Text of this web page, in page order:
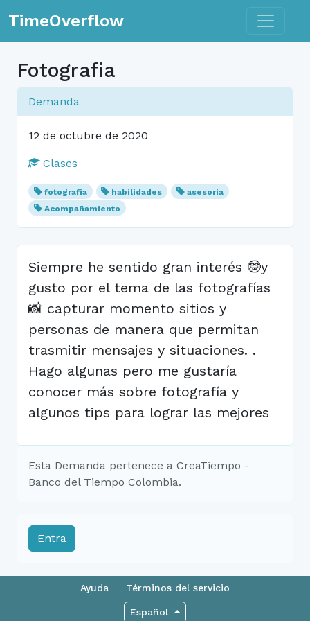
TimeOverflow Toggle
Fotografia
Demanda
12 de octubre de 2020
Clases
fotografia habilidades
asesoria
Acompañamiento
Siempre he sentido gran interés 🤓y
gusto por el tema de las fotografías
📸 capturar momento sitios y
personas de manera que permitan
trasmitir mensajes y situaciones. .
Hago algunas pero me gustaría
conocer más sobre fotografía y
algunos tips para lograr las mejores
Esta Demanda pertenece a CreaTiempo -
Banco del Tiempo Colombia.
Entra
Ayuda Términos del servicio
Español